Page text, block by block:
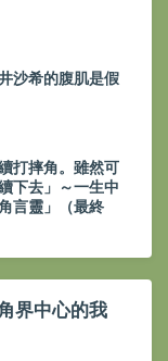
沙希的腹肌是假
打摔角。雖然可
下去」～一生中
言靈」（最終
界中心的我